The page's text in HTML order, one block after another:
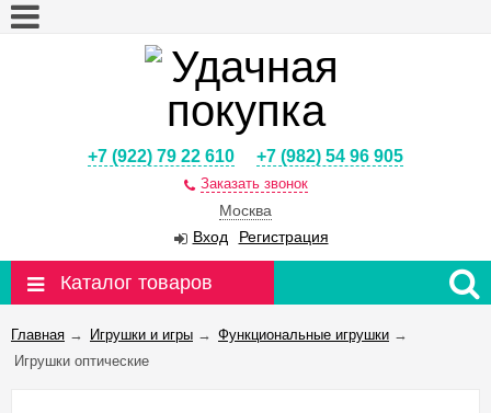
+7 (922) 79 22 610 +7 (982) 54 96 905
Заказать звонок
Москва
Вход
Регистрация
Каталог товаров
Главная → Игрушки и игры → Функциональные игрушки →
Игрушки оптические